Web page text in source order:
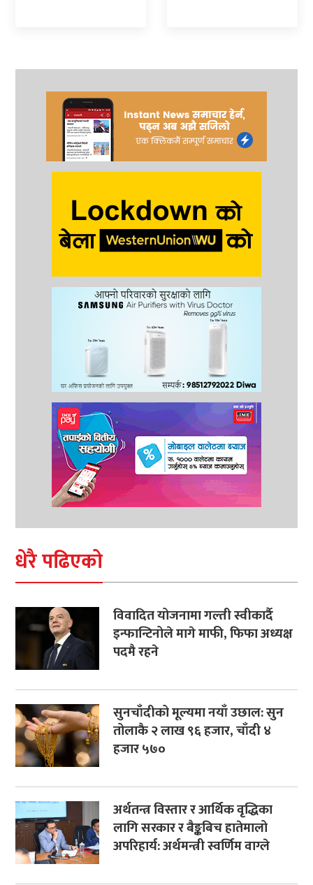
धेरै पढिएको
विवादित योजनामा गल्ती स्वीकार्दै
इन्फान्टिनोले मागे माफी, फिफा अध्यक्ष
पदमै रहने
सुनचाँदीको मूल्यमा नयाँ उछाल: सुन
तोलाकै २ लाख ९६ हजार, चाँदी ४
हजार ५७०
अर्थतन्त्र विस्तार र आर्थिक वृद्धिका
लागि सरकार र बैङ्कबिच हातेमालो
अपरिहार्य: अर्थमन्त्री स्वर्णिम वाग्ले